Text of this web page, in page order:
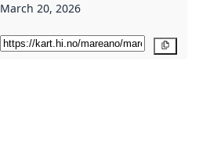
March 20, 2026